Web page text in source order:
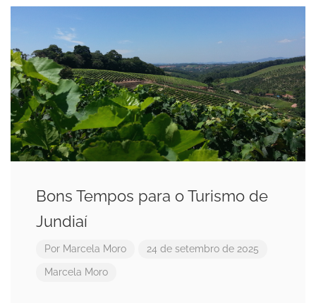
Bons Tempos para o Turismo de
Jundiaí
Por Marcela Moro 24 de setembro de 2025
Marcela Moro